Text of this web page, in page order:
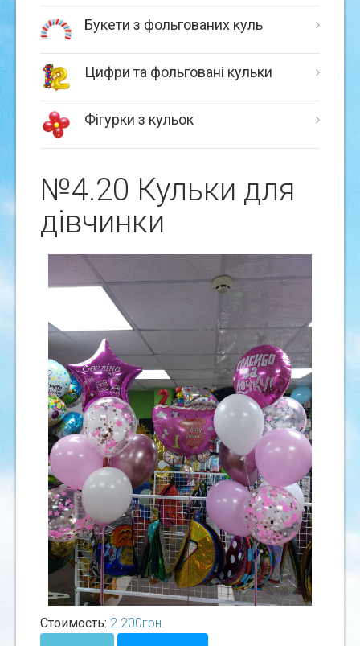
Букети з фольгованих куль
Цифри та фольговані кульки
Фігурки з кульок
№4.20 Кульки для
дівчинки
Стоимость: 2 200грн.